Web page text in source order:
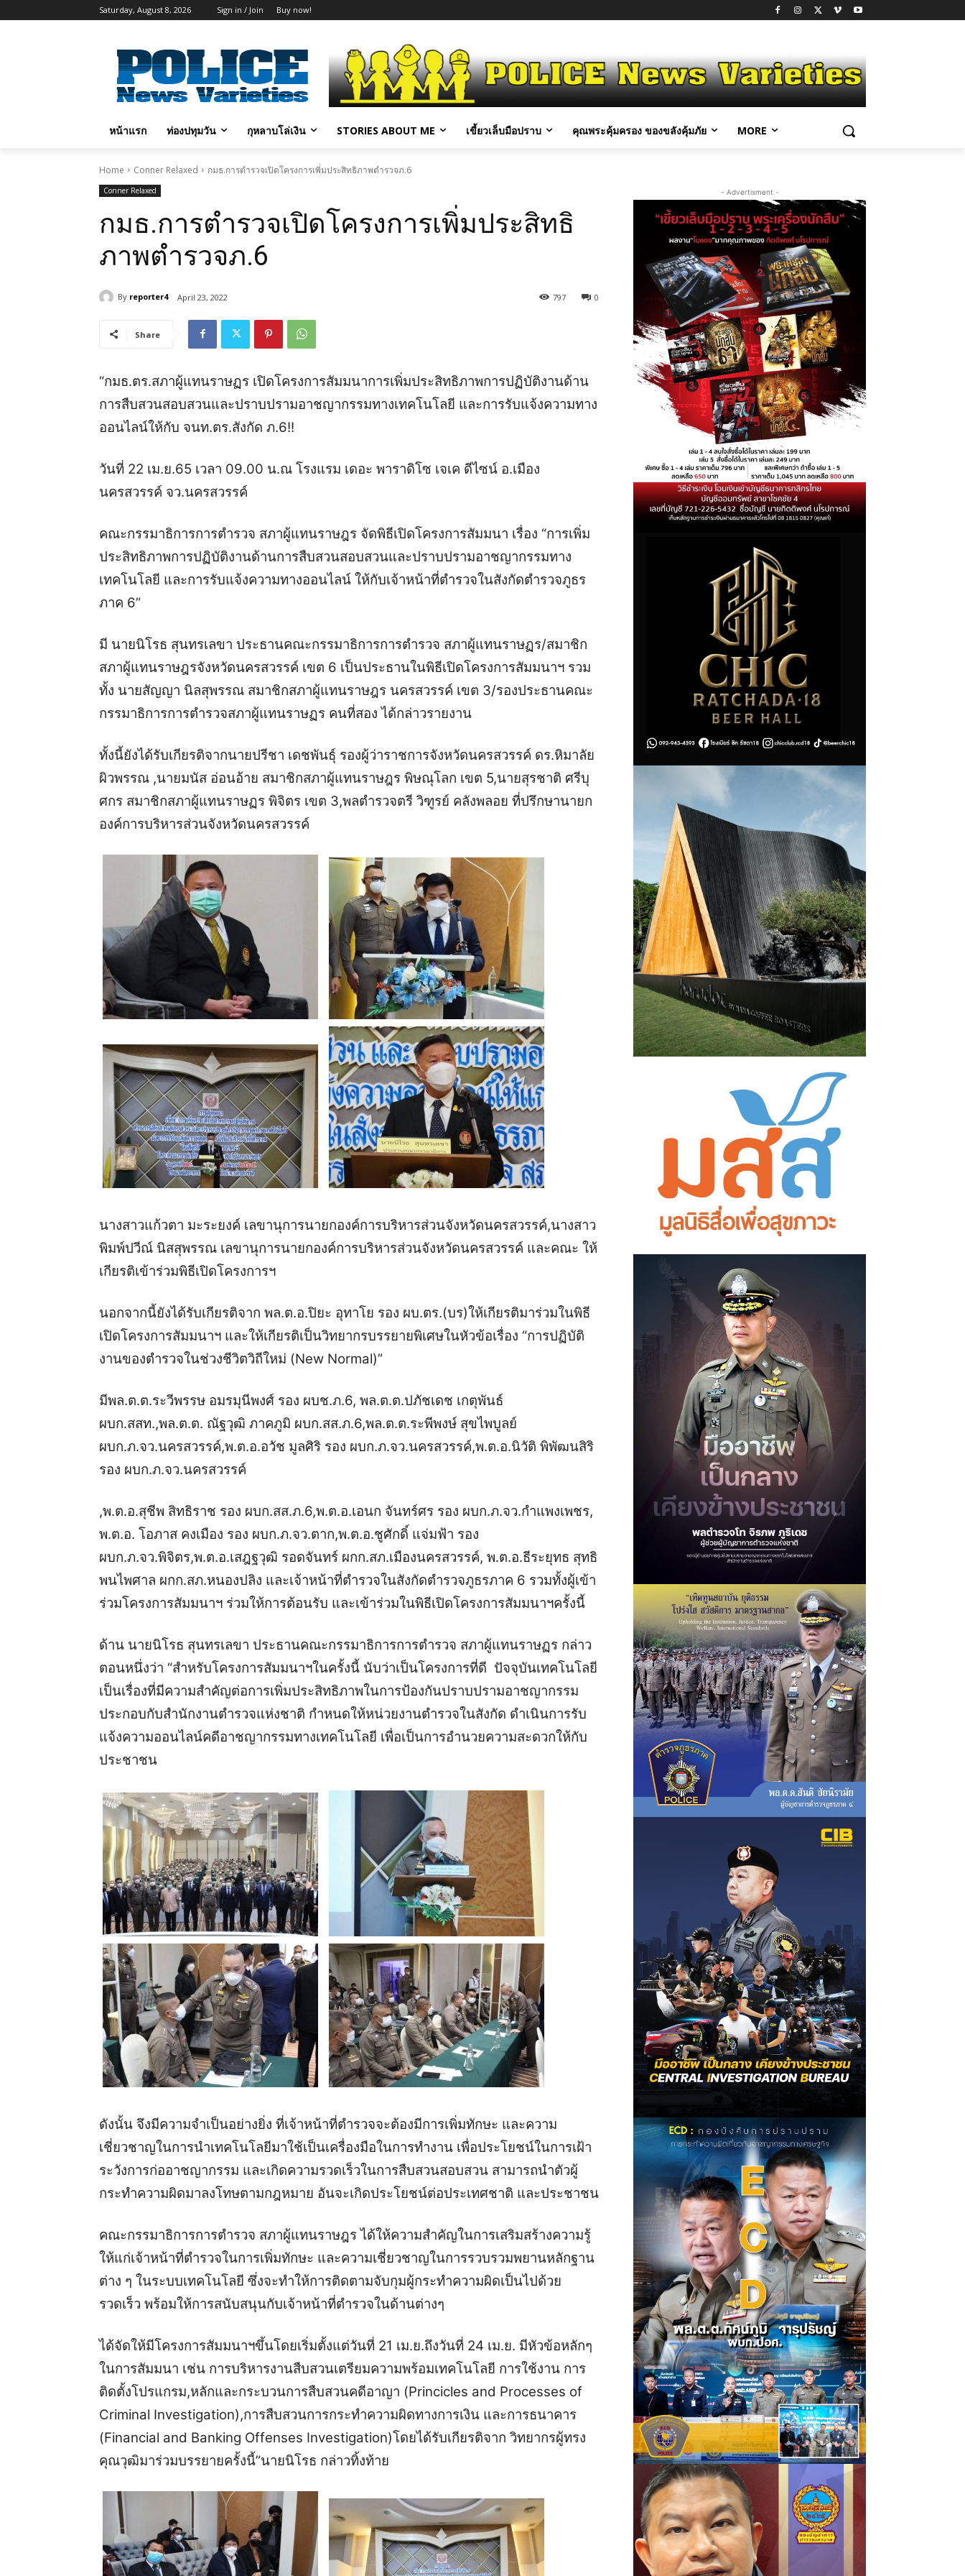
Saturday, August 8, 2026 Sign in / Join Buy now!
หน้าแรก ท่องปทุมวัน กุหลาบโล่เงิน STORIES ABOUT ME เขี้ยวเล็บมือปราบ คุณพระคุ้มครอง ของขลังคุ้มภัย MORE
Home Conner Relaxed กมธ.การตำรวจเปิดโครงการเพิ่มประสิทธิภาพตำรวจภ.6
Conner Relaxed
กมธ.การตำรวจเปิดโครงการเพิ่มประสิทธิ
ภาพตำรวจภ.6
By reporter4 April 23, 2022 0
797
Share
“กมธ.ตร.สภาผู้แทนราษฏร เปิดโครงการสัมมนาการเพิ่มประสิทธิภาพการปฏิบัติงานด้าน
การสืบสวนสอบสวนและปราบปรามอาชญากรรมทางเทคโนโลยี และการรับแจ้งความทาง
ออนไลน์ให้กับ จนท.ตร.สังกัด ภ.6!!
วันที่ 22 เม.ย.65 เวลา 09.00 น.ณ โรงแรม เดอะ พาราดิโซ เจเค ดีไซน์ อ.เมือง
นครสวรรค์ จว.นครสวรรค์
คณะกรรมาธิการการตำรวจ สภาผู้แทนราษฎร จัดพิธีเปิดโครงการสัมมนา เรื่อง “การเพิ่ม
ประสิทธิภาพการปฏิบัติงานด้านการสืบสวนสอบสวนและปราบปรามอาชญากรรมทาง
เทคโนโลยี และการรับแจ้งความทางออนไลน์ ให้กับเจ้าหน้าที่ตำรวจในสังกัดตำรวจภูธร
ภาค 6”
มี นายนิโรธ สุนทรเลขา ประธานคณะกรรมาธิการการตำรวจ สภาผู้แทนราษฏร/สมาชิก
สภาผู้แทนราษฎรจังหวัด​นครสวรรค์ เขต 6 เป็นประธานในพิธีเปิดโครงการสัมมนาฯ รวม
ทั้ง นายสัญญา นิลสุพรรณ สมาชิกสภาผู้แทนราษฎร นครสวรรค์ เขต 3/รองประธานคณะ
กรรมาธิการการตำรวจสภาผู้แทนราษฏร คนที่สอง ได้กล่าวรายงาน
ทั้งนี้ยังได้รับเกียรติจากนายปรีชา เดชพันธุ์ รองผู้ว่าราชการจังหวัดนครสวรรค์ ดร.หิมาลัย
ผิวพรรณ ,นายมนัส​ อ่อนอ้าย​ สมาชิกสภาผู้แทนราษฎร พิษณุโลก เขต 5,นายสุรชาติ ศรีบุ
ศกร สมาชิกสภาผู้แทนราษฏร พิจิตร เขต 3,พลตำรวจตรี วิฑูรย์ คลังพลอย ที่ปรึกษานายก
องค์การบริหารส่วนจังหวัดนครสวรรค์
นางสาวแก้วตา มะระยงค์ เลขานุการนายกองค์การบริหารส่วนจังหวัดนครสวรรค์,นางสาว
พิมพ์ปวีณ์ นิสสุพรรณ เลขานุการนายกองค์การบริหารส่วนจังหวัดนครสวรรค์ และคณะ ให้
เกียรติเข้าร่วมพิธีเปิดโครงการฯ
นอกจากนี้ยังได้รับเกียรติจาก พล.ต.อ.ปิยะ อุทาโย รอง ผบ.ตร.(บร)ให้เกียรติมาร่วมในพิธี
เปิดโครงการสัมมนาฯ และให้เกียรติเป็นวิทยากรบรรยายพิเศษในหัวข้อเรื่อง “การปฏิบัติ
งานของตำรวจในช่วงชีวิตวิถีใหม่ (New Normal)”
มีพล.ต.ต.ระวีพรรษ อมรมุนีพงศ์ รอง ผบช.ภ.6, พล.ต.ต.ปภัชเดช เกตุพันธ์
ผบก.สสท.,พล.ต.ต. ณัฐวุฒิ ภาคภูมิ ผบก.สส.ภ.6,พล.ต.ต.ระพีพงษ์ สุขไพบูลย์
ผบก.ภ.จว.นครสวรรค์,พ.ต.อ.อวัช มูลศิริ รอง ผบก.ภ.จว.นครสวรรค์,พ.ต.อ.นิวัติ พิพัฒนสิริ
รอง ผบก.ภ.จว.นครสวรรค์
,พ.ต.อ.สุชีพ สิทธิราช รอง ผบก.สส.ภ.6,พ.ต.อ.เอนก จันทร์ศร รอง ผบก.ภ.จว.กำแพงเพชร,
พ.ต.อ. โอภาส คงเมือง รอง ผบก.ภ.จว.ตาก,พ.ต.อ.ชูศักดิ์ แจ่มฟ้า รอง
ผบก.ภ.จว.พิจิตร,พ.ต.อ.เสฎฐวุฒิ รอดจันทร์ ผกก.สภ.เมืองนครสวรรค์, พ.ต.อ.ธีระยุทธ สุทธิ
พนไพศาล ผกก.สภ.หนองปลิง และเจ้าหน้าที่ตำรวจในสังกัดตำรวจภูธรภาค 6 รวมทั้งผู้เข้า
ร่วมโครงการสัมมนาฯ ร่วมให้การต้อนรับ และเข้าร่วมในพิธีเปิดโครงการสัมมนาฯครั้งนี้
ด้าน นายนิโรธ สุนทรเลขา ประธานคณะกรรมาธิการการตำรวจ สภาผู้แทนราษฏร กล่าว
ตอนหนึ่งว่า “สำหรับโครงการสัมมนาฯในครั้งนี้ นับว่าเป็นโครงการที่ดี ปัจจุบันเทคโนโลยี
เป็นเรื่องที่มีความสำคัญต่อการเพิ่มประสิทธิภาพในการป้องกันปราบปรามอาชญากรรม
ประกอบกับสำนักงานตำรวจแห่งชาติ กำหนดให้หน่วยงานตำรวจในสังกัด ดำเนินการรับ
แจ้งความออนไลน์คดีอาชญากรรมทางเทคโนโลยี เพื่อเป็นการอำนวยความสะดวกให้กับ
ประชาชน
ดังนั้น จึงมีความจำเป็นอย่างยิ่ง ที่เจ้าหน้าที่ตำรวจจะต้องมีการเพิ่มทักษะ และความ
เชี่ยวชาญในการนำเทคโนโลยีมาใช้เป็นเครื่องมือในการทำงาน เพื่อประโยชน์ในการเฝ้า
ระวังการก่ออาชญากรรม และเกิดความรวดเร็วในการสืบสวนสอบสวน สามารถนำตัวผู้
กระทำความผิดมาลงโทษตามกฎหมาย อันจะเกิดประโยชน์ต่อประเทศชาติ และประชาชน
คณะกรรมาธิการการตำรวจ สภาผู้แทนราษฎร ได้ให้ความสำคัญในการเสริมสร้างความรู้
ให้แก่เจ้าหน้าที่ตำรวจในการเพิ่มทักษะ และความเชี่ยวชาญในการรวบรวมพยานหลักฐาน
ต่าง ๆ ในระบบเทคโนโลยี ซึ่งจะทำให้การติดตามจับกุมผู้กระทำความผิดเป็นไปด้วย
รวดเร็ว พร้อมให้การสนับสนุนกับเจ้าหน้าที่ตำรวจในด้านต่างๆ
ได้จัดให้มีโครงการสัมมนาฯขึ้นโดยเริ่มตั้งแต่วันที่ 21 เม.ย.ถึงวันที่ 24 เม.ย. มีหัวข้อหลักๆ
ในการสัมมนา เช่น การบริหารงานสืบสวนเตรียมความพร้อมเทคโนโลยี การใช้งาน การ
ติดตั้งโปรแกรม,หลักและกระบวนการสืบสวนคดีอาญา (Princicles and Processes of
Criminal Investigation),การสืบสวนการกระทำความผิดทางการเงิน และการธนาคาร
(Financial and Banking Offenses Investigation)โดยได้รับเกียรติจาก วิทยากรผู้ทรง
คุณวุฒิมาร่วมบรรยายครั้งนี้”นายนิโรธ กล่าวทิ้งท้าย
- Advertisment -